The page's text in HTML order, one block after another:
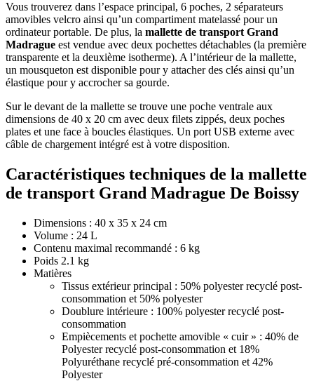
Vous trouverez dans l’espace principal, 6 poches, 2 séparateurs
amovibles velcro ainsi qu’un compartiment matelassé pour un
ordinateur portable. De plus, la mallette de transport Grand
Madrague est vendue avec deux pochettes détachables (la première
transparente et la deuxième isotherme). A l’intérieur de la mallette,
un mousqueton est disponible pour y attacher des clés ainsi qu’un
élastique pour y accrocher sa gourde.
Sur le devant de la mallette se trouve une poche ventrale aux
dimensions de 40 x 20 cm avec deux filets zippés, deux poches
plates et une face à boucles élastiques. Un port USB externe avec
câble de chargement intégré est à votre disposition.
Caractéristiques techniques de la mallette
de transport Grand Madrague De Boissy
Dimensions : 40 x 35 x 24 cm
Volume : 24 L
Contenu maximal recommandé : 6 kg
Poids 2.1 kg
Matières
Tissus extérieur principal : 50% polyester recyclé post-
consommation et 50% polyester
Doublure intérieure : 100% polyester recyclé post-
consommation
Empiècements et pochette amovible « cuir » : 40% de
Polyester recyclé post-consommation et 18%
Polyuréthane recyclé pré-consommation et 42%
Polyester